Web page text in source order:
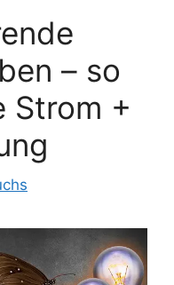
– so
Strom +